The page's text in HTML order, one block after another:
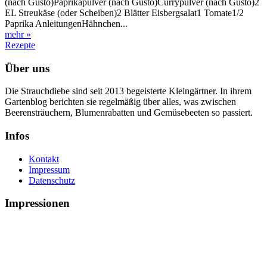
EL Streukäse (oder Scheiben)2 Blätter Eisbergsalat1 Tomate1/2
Paprika AnleitungenHähnchen...
mehr »
Rezepte
Über uns
Die Strauchdiebe sind seit 2013 begeisterte Kleingärtner. In ihrem
Gartenblog berichten sie regelmäßig über alles, was zwischen
Beerensträuchern, Blumenrabatten und Gemüsebeeten so passiert.
Infos
Kontakt
Impressum
Datenschutz
Impressionen